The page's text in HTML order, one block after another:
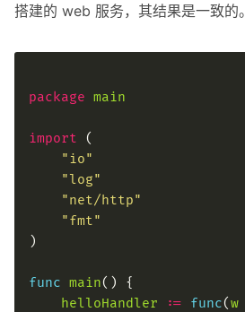
搭建的 web 服务，其结果是一致的。
package main
import
"io"
"log"
"net/http"
"fmt"
func main
helloHandler
:= func(w